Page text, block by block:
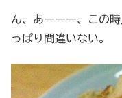
ん、あーーー、この
っぱり間違いない。